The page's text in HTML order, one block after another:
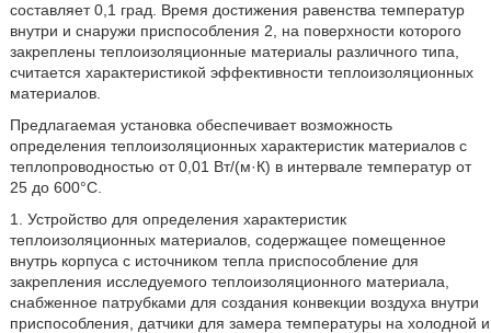
составляет 0,1 град. Время достижения равенства температур
внутри и снаружи приспособления 2, на поверхности которого
закреплены теплоизоляционные материалы различного типа,
считается характеристикой эффективности теплоизоляционных
материалов.
Предлагаемая установка обеспечивает возможность
определения теплоизоляционных характеристик материалов с
теплопроводностью от 0,01 Вт/(м·К) в интервале температур от
25 до 600°C.
1. Устройство для определения характеристик
теплоизоляционных материалов, содержащее помещенное
внутрь корпуса с источником тепла приспособление для
закрепления исследуемого теплоизоляционного материала,
снабженное патрубками для создания конвекции воздуха внутри
приспособления, датчики для замера температуры на холодной и